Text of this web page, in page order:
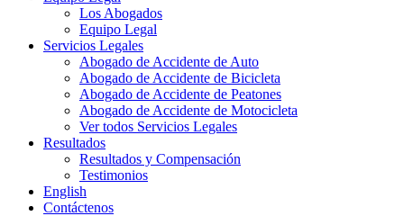
Los Abogados
Equipo Legal
Servicios Legales
Abogado de Accidente de Auto
Abogado de Accidente de Bicicleta
Abogado de Accidente de Peatones
Abogado de Accidente de Motocicleta
Ver todos Servicios Legales
Resultados
Resultados y Compensación
Testimonios
English
Contáctenos